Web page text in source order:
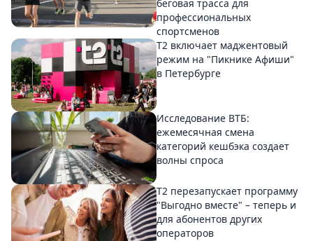
беговая трасса для
профессиональных
спортсменов
Т2 включает маджентовый
режим на "Пикнике Афиши"
в Петербурге
Исследование ВТБ:
ежемесячная смена
категорий кешбэка создает
волны спроса
Т2 перезапускает программу
"Выгодно вместе" – теперь и
для абонентов других
операторов